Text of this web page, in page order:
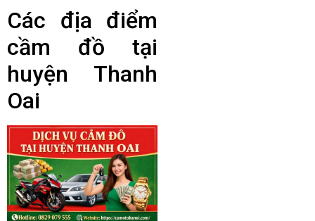
Các địa điểm
cầm đồ tại
huyện Thanh
Oai